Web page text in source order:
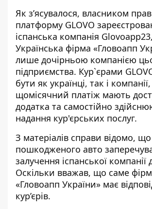
Як з’ясувалося, власником
платформу GLOVO
іспанська компанія
Українська фірма «Гловоапп
лише дочірньою компанією
підприємства. Кур`єрами
бути як українці, так і компанії,
щомісячний платіж мають
додатка та самостійно
надання кур'єрських послуг.
З матеріалів справи відомо, що
пошкодженого авто
залучення іспанської компанії
Оскільки вважав, що саме
«Гловоапп України» має
кур’єрів.